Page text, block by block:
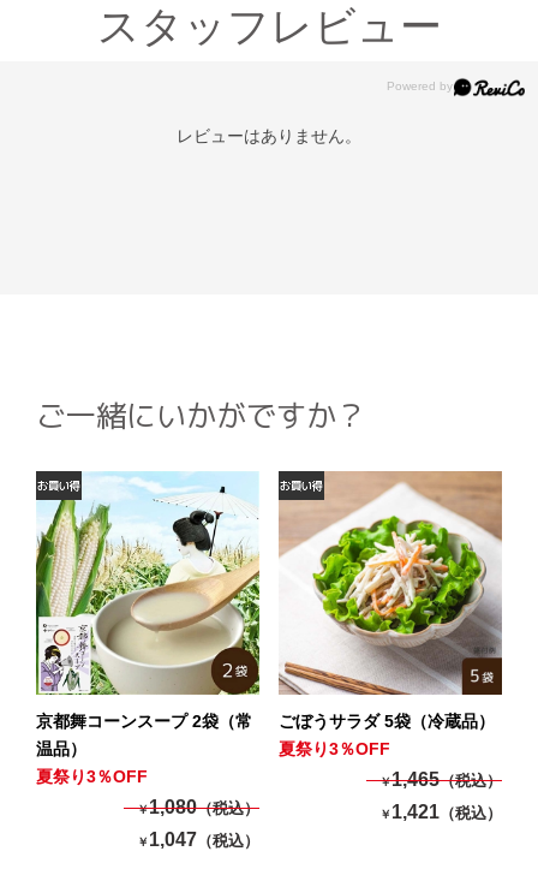
スタッフレビュー
レビューはありません。
ご一緒にいかがですか？
京都舞コーンスープ 2袋（常
温品）
夏祭り3％OFF
￥1,080（税込）
￥ 1,047 （税込）
ごぼうサラダ 5袋（冷蔵品）
夏祭り3％OFF
￥1,465（税込）
￥ 1,421 （税込）